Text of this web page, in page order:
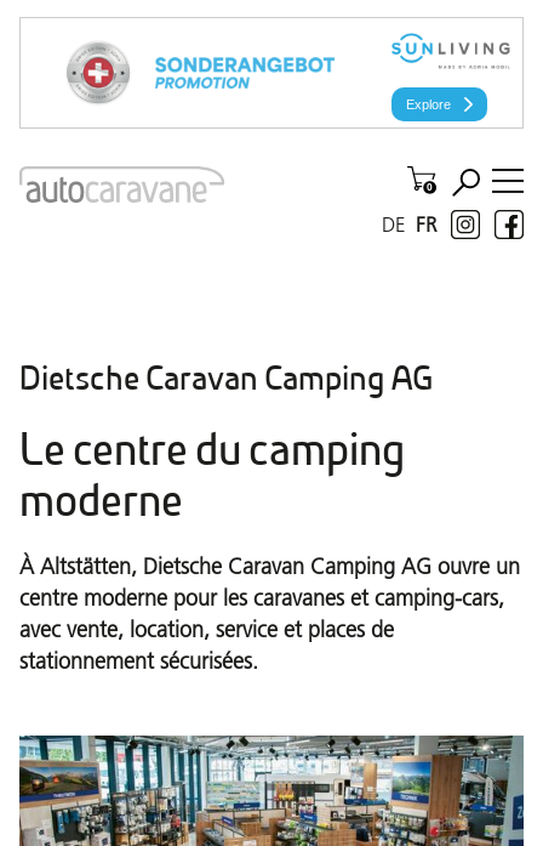
FR
DE
Dietsche Caravan Camping AG
Le centre du camping
moderne
À Altstätten, Dietsche Caravan Camping AG ouvre un
centre moderne pour les caravanes et camping-cars,
avec vente, location, service et places de
stationnement sécurisées.